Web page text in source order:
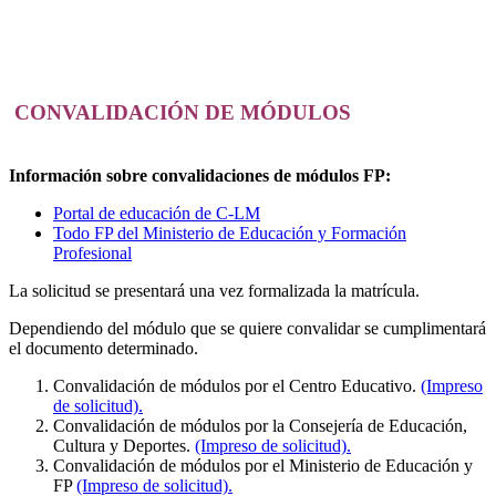
CONVALIDACIÓN DE MÓDULOS
Información sobre convalidaciones de módulos FP:
Portal de educación de C-LM
Todo FP del Ministerio de Educación y Formación
Profesional
La solicitud se presentará una vez formalizada la matrícula.
Dependiendo del módulo que se quiere convalidar se cumplimentará
el documento determinado.
Convalidación de módulos por el Centro Educativo. (Impreso
de solicitud).
Convalidación de módulos por la Consejería de Educación,
Cultura y Deportes. (Impreso de solicitud).
Convalidación de módulos por el Ministerio de Educación y
FP(Impreso de solicitud).